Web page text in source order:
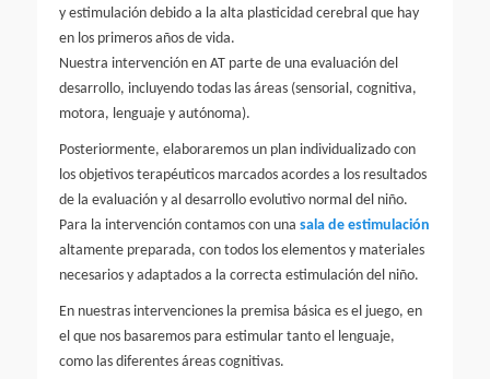
y estimulación debido a la alta plasticidad cerebral que hay
en los primeros años de vida.
Nuestra intervención en AT parte de una evaluación del
desarrollo, incluyendo todas las áreas (sensorial, cognitiva,
motora, lenguaje y autónoma).
Posteriormente, elaboraremos un plan individualizado con
los objetivos terapéuticos marcados acordes a los resultados
de la evaluación y al desarrollo evolutivo normal del niño.
Para la intervención contamos con una sala de estimulación
altamente preparada, con todos los elementos y materiales
necesarios y adaptados a la correcta estimulación del niño.
En nuestras intervenciones la premisa básica es el juego, en
el que nos basaremos para estimular tanto el lenguaje,
como las diferentes áreas cognitivas.